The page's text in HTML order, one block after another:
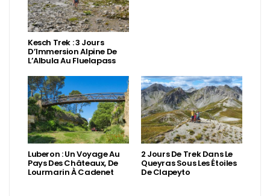
Kesch Trek : 3 Jours
D’Immersion Alpine De
L’Albula Au Fluelapass
Luberon : Un Voyage Au
Pays Des Châteaux, De
Lourmarin À Cadenet
2 Jours De Trek Dans Le
Queyras Sous Les Étoiles
De Clapeyto